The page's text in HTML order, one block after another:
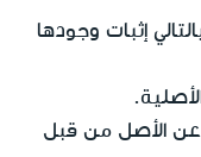
إثبات وجودها
الأصل من قبل